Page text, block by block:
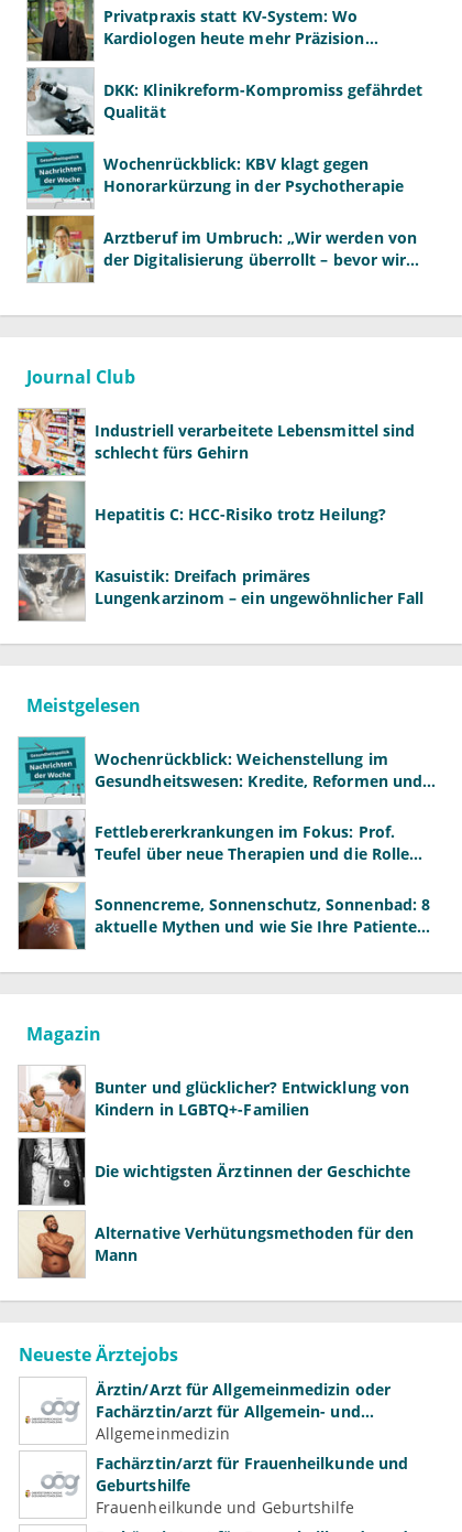
Privatpraxis statt KV-System: Wo
Kardiologen heute mehr Präzision
entstehen
DKK: Klinikreform-Kompromiss gefährdet
Qualität
Wochenrückblick: KBV klagt gegen
Honorarkürzung in der Psychotherapie
Arztberuf im Umbruch: „Wir werden von
der Digitalisierung überrollt – bevor wir
Journal Club
Industriell verarbeitete Lebensmittel sind
schlecht fürs Gehirn
Hepatitis C: HCC-Risiko trotz Heilung?
Kasuistik: Dreifach primäres
Lungenkarzinom – ein ungewöhnlicher Fall
Meistgelesen
Wochenrückblick: Weichenstellung im
Gesundheitswesen: Kredite, Reformen und
Fettlebererkrankungen im Fokus: Prof.
Teufel über neue Therapien und die Rolle
Sonnencreme, Sonnenschutz, Sonnenbad: 8
aktuelle Mythen und wie Sie Ihre Patienten
Magazin
Bunter und glücklicher? Entwicklung von
Kindern in LGBTQ+-Familien
Die wichtigsten Ärztinnen der Geschichte
Alternative Verhütungsmethoden für den
Mann
Neueste Ärztejobs
Ärztin/Arzt für Allgemeinmedizin oder
Fachärztin/arzt für Allgemein- und
Familienmedizin für Psychiatrie und
Psychotherapeutische Medizin
Allgemeinmedizin
Fachärztin/arzt für Frauenheilkunde und
Geburtshilfe
Frauenheilkunde und Geburtshilfe